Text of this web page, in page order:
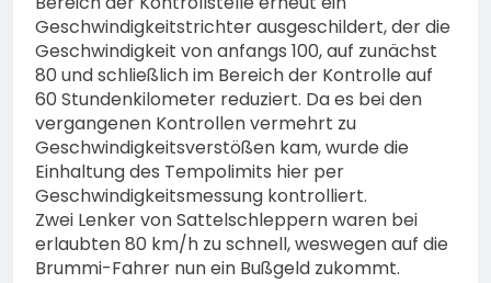
Geschwindigkeitstrichter ausgeschildert, der die
Geschwindigkeit von anfangs 100, auf zunächst
80 und schließlich im Bereich der Kontrolle auf
60 Stundenkilometer reduziert. Da es bei den
vergangenen Kontrollen vermehrt zu
Geschwindigkeitsverstößen kam, wurde die
Einhaltung des Tempolimits hier per
Geschwindigkeitsmessung kontrolliert.
Zwei Lenker von Sattelschleppern waren bei
erlaubten 80 km/h zu schnell, weswegen auf die
Brummi-Fahrer nun ein Bußgeld zukommt.